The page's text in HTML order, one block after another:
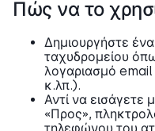
Πώς να το
Δημιουργήστε
ταχυδρομείου
λογαριασμό
κ.λπ.).
Αντί να εισάγετε
«Προς»,